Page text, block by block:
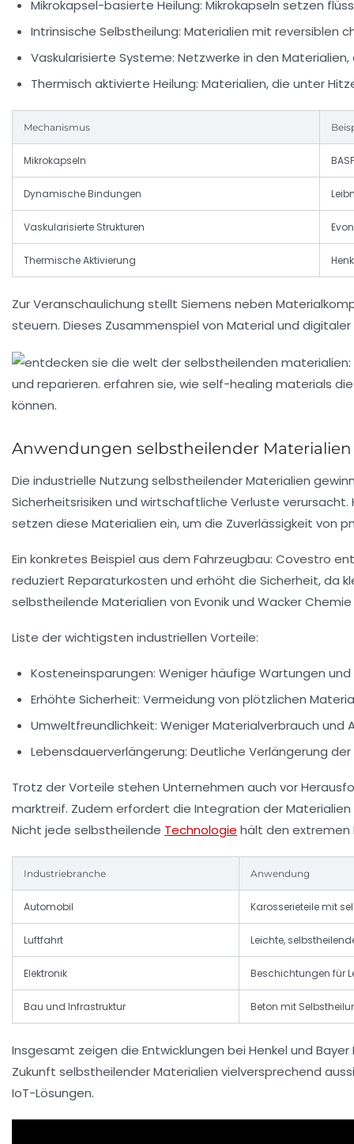
Mikrokapsel-basierte Heilung: Mikrokapseln setzen
Intrinsische Selbstheilung: Materialien mit reversiblen
Vaskularisierte Systeme: Netzwerke in den
Thermisch aktivierte Heilung: Materialien, die unter
Mechanismus
Mikrokapseln
Dynamische Bindungen
Vaskularisierte Strukturen
Thermische Aktivierung
Zur Veranschaulichung stellt Siemens neben
steuern. Dieses Zusammenspiel von Material und
Anwendungen selbstheilender
Die industrielle Nutzung selbstheilender Materialien
Sicherheitsrisiken und wirtschaftliche Verluste
setzen diese Materialien ein, um die Zuverlässigkeit von
Ein konkretes Beispiel aus dem Fahrzeugbau: Covestro
reduziert Reparaturkosten und erhöht die Sicherheit, da
selbstheilende Materialien von Evonik und Wacker
Liste der wichtigsten industriellen Vorteile:
Kosteneinsparungen: Weniger häufige Wartungen und
Erhöhte Sicherheit: Vermeidung von plötzlichen
Umweltfreundlichkeit: Weniger Materialverbrauch und
Lebensdauerverlängerung: Deutliche Verlängerung
Trotz der Vorteile stehen Unternehmen auch vor
marktreif. Zudem erfordert die Integration der
Nicht jede selbstheilende Technologie hält den extremen
Industriebranche Anwendung
Automobil Karosserieteile mit
Luftfahrt Leichte,
Elektronik Beschichtungen für
Bau und Infrastruktur Beton mit
Insgesamt zeigen die Entwicklungen bei Henkel und
Zukunft selbstheilender Materialien vielversprechend
IoT-Lösungen.